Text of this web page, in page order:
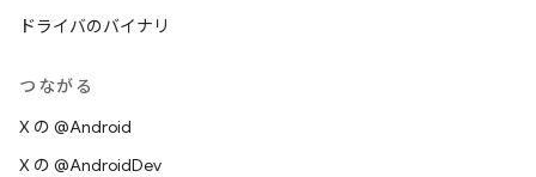
ドライバのバイナリ
つながる
X の @Android
X の @AndroidDev